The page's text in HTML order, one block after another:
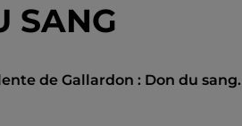
SANG
de Gallardon : Don du sang.